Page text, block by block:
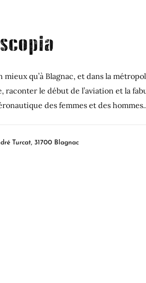
qu’à Blagnac, et dans la
raconter le début de l’aviation et la
des femmes et des
Turcat, 31700 Blagnac